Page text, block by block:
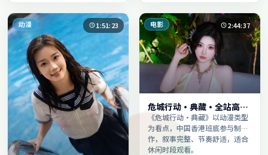
动漫 1:51:23 电影 2:44:37
危城行动·典藏·全站高分
推荐节奏紧凑值得追看
《危城行动·典藏》以动漫类型
为看点，中国香港班底参与制
作，叙事完整、节奏舒适，适合
休闲时段观看。